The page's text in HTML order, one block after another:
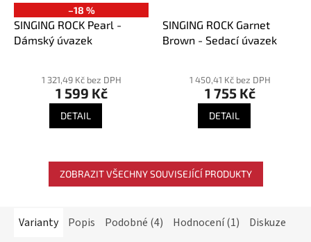
–18 %
SINGING ROCK Pearl -
Dámský úvazek
hodnocení
produktu
hvězdiček.
1 321,49 Kč bez DPH
1 599 Kč
DETAIL
SINGING ROCK Garnet
Brown - Sedací úvazek
hodnocení
produktu
hvězdiček.
1 450,41 Kč bez DPH
1 755 Kč
DETAIL
ZOBRAZIT VŠECHNY SOUVISEJÍCÍ PRODUKTY
Varianty Popis Podobné (4) Hodnocení (1)
Diskuze